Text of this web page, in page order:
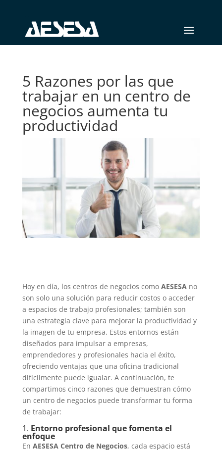
5 Razones por las que
trabajar en un centro de
negocios aumenta tu
productividad
Hoy en día, los centros de negocios como AESESA no
son solo una solución para reducir costos o acceder
a espacios de trabajo profesionales; también son
una estrategia clave para mejorar la productividad y
la imagen de tu empresa. Estos entornos están
diseñados para impulsar a empresas,
emprendedores y profesionales hacia el éxito,
ofreciendo ventajas que una oficina tradicional
difícilmente puede igualar. A continuación, te
compartimos cinco razones que demuestran cómo
un centro de negocios puede transformar tu forma
de trabajar:
1. Entorno profesional que fomenta el
enfoque
En AESESA Centro de Negocios, cada espacio está